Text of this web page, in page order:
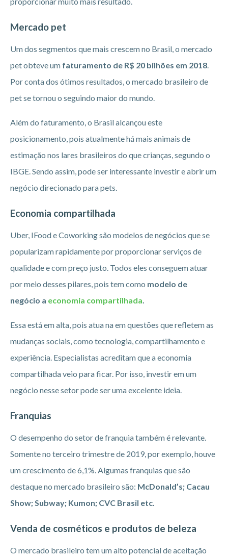
Mercado pet
Um dos segmentos que mais crescem no Brasil, o mercado
pet obteve um faturamento de R$ 20 bilhões em 2018.
Por conta dos ótimos resultados, o mercado brasileiro de
pet se tornou o seguindo maior do mundo.
Além do faturamento, o Brasil alcançou este
posicionamento, pois atualmente há mais animais de
estimação nos lares brasileiros do que crianças, segundo o
IBGE. Sendo assim, pode ser interessante investir e abrir um
negócio direcionado para pets.
Economia compartilhada
Uber, IFood e Coworking são modelos de negócios que se
popularizam rapidamente por proporcionar serviços de
qualidade e com preço justo. Todos eles conseguem atuar
por meio desses pilares, pois tem como modelo de
negócio a economia compartilhada.
Essa está em alta, pois atua na em questões que refletem as
mudanças sociais, como tecnologia, compartilhamento e
experiência. Especialistas acreditam que a economia
compartilhada veio para ficar. Por isso, investir em um
negócio nesse setor pode ser uma excelente ideia.
Franquias
O desempenho do setor de franquia também é relevante.
Somente no terceiro trimestre de 2019, por exemplo, houve
um crescimento de 6,1%. Algumas franquias que são
destaque no mercado brasileiro são: McDonald’s; Cacau
Show; Subway; Kumon; CVC Brasil etc.
Venda de cosméticos e produtos de beleza
O mercado brasileiro tem um alto potencial de aceitação